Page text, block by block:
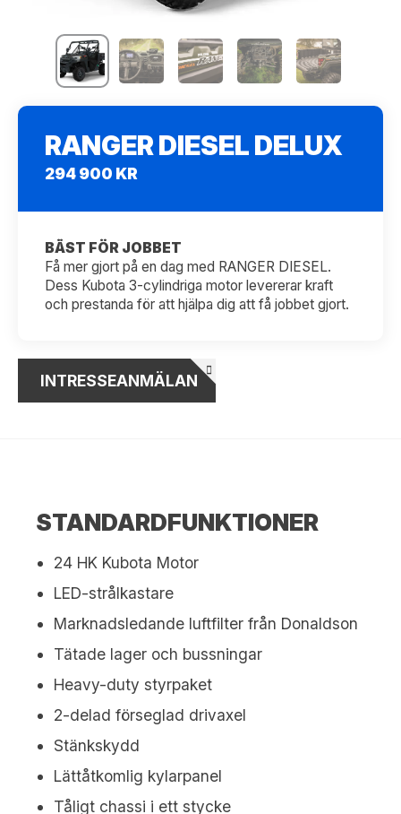
RANGER DIESEL DELUX
294 900 KR
BÄST FÖR JOBBET
Få mer gjort på en dag med RANGER DIESEL.
Dess Kubota 3-cylindriga motor levererar kraft
och prestanda för att hjälpa dig att få jobbet gjort.
INTRESSEANMÄLAN
STANDARDFUNKTIONER
24 HK Kubota Motor
LED-strålkastare
Marknadsledande luftfilter från Donaldson
Tätade lager och bussningar
Heavy-duty styrpaket
2-delad förseglad drivaxel
Stänkskydd
Lättåtkomlig kylarpanel
Tåligt chassi i ett stycke